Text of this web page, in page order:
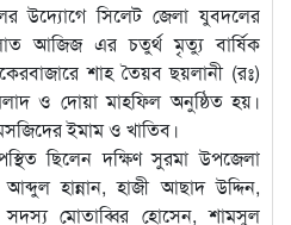
উদ্যোগে সিলেট জেলা যুবদলের
আজিজ এর চতুর্থ মৃত্যু বার্ষিক
শাহ তৈয়ব ছয়লানী (রঃ)
ও দোয়া মাহফিল অনুষ্ঠিত হয়।
ইমাম ও খাতিব।
ছিলেন দক্ষিণ সুরমা উপজেলা
হান্নান, হাজী আছাদ উদ্দিন,
সদস্য মোতাব্বির হোসেন, শামসুল